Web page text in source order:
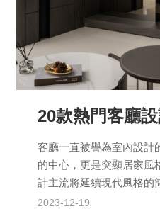
20款熱門客廳
客廳一直被譽為室內設計
的中心，更是突顯居家風
計主流將延續現代風格的
質，同時注重智能、環保
2023-12-19